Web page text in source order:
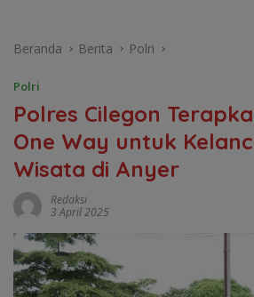
Beranda Berita Polri
Polri
Polres Cilegon
One Way untuk
Wisata di Anyer
Redaksi
3 April 2025